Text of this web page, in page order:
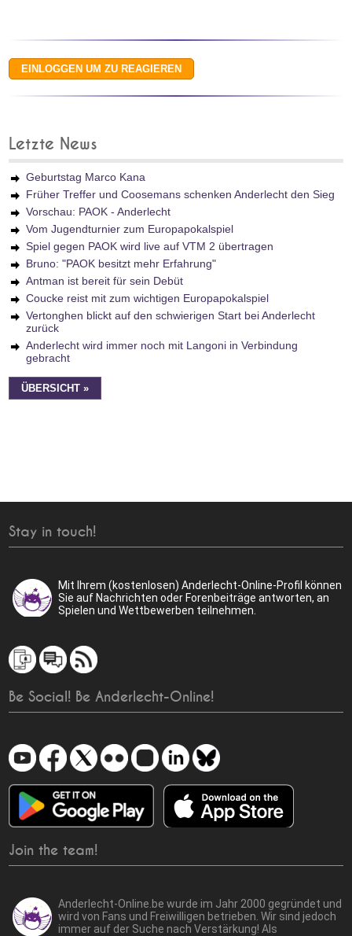
Letzte News
Geburtstag Marco Kana
Früher Treffer und Coosemans schenken Anderlecht den Sieg
Vorschau: PAOK - Anderlecht
Vom Jugendturnier zum Europapokalspiel
Spiel gegen PAOK wird live auf VTM 2 übertragen
Bruno: "PAOK besitzt mehr Erfahrung"
Antman ist bereit für sein Debüt
Coucke reist mit zum wichtigen Europapokalspiel
Vertonghen blickt auf den schwierigen Start bei Anderlecht
zurück
Anderlecht wird immer noch mit Langoni in Verbindung
gebracht
ÜBERSICHT »
Stay in touch!
Mit Ihrem (kostenlosen) Anderlecht-Online-Profil können
Sie auf Nachrichten oder Forenbeiträge antworten, an
Spielen und Wettbewerben teilnehmen.
Be Social! Be Anderlecht-Online!
Join the team!
Anderlecht-Online.be wurde im Jahr 2000 gegründet und
wird von Fans und Freiwilligen betrieben. Wir sind jedoch
immer auf der Suche nach Verstärkung! Als